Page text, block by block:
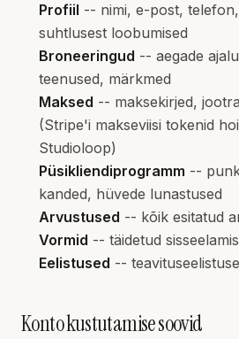
Profiil -- nimi, e-post,
suhtlusest loobumised
Broneeringud -- aegade
teenused, märkmed
Maksed -- maksekirjed,
(Stripe'i makseviisi tokenid
Studioloop)
Püsikliendiprogramm --
kanded, hüvede lunastused
Arvustused -- kõik esitatud
Vormid -- täidetud
Eelistused --
Konto kustutamise soovid